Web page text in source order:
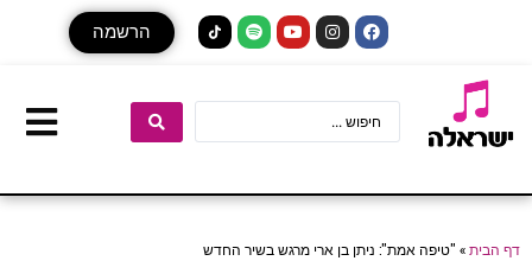
הרשמה
דף הבית» "טיפה אמת": ניתן בן ארי מרגש בשיר החדש